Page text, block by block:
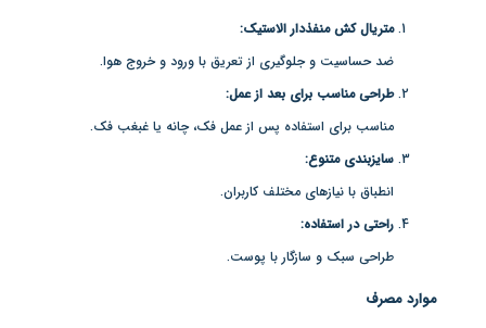
متریال کش منفذدار الاستیک:
ضد حساسیت و جلوگیری از تعریق با ورود و خروج هوا.
طراحی مناسب برای بعد از عمل:
مناسب برای استفاده پس از عمل فک، چانه یا غبغب فک.
سایزبندی متنوع:
انطباق با نیازهای مختلف کاربران.
راحتی در استفاده:
طراحی سبک و سازگار با پوست.
موارد مصرف